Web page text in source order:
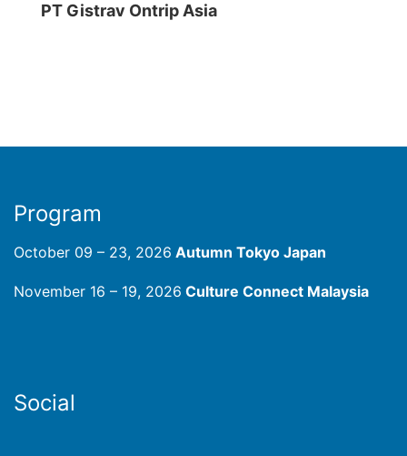
PT Gistrav Ontrip Asia
Program
October 09 – 23, 2026 Autumn Tokyo Japan
November 16 – 19, 2026 Culture Connect Malaysia
Social